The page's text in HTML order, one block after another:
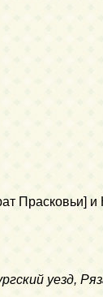
Прасковьи] и
уезд,